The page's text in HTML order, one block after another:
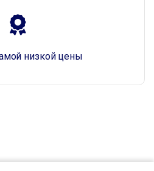
низкой цены